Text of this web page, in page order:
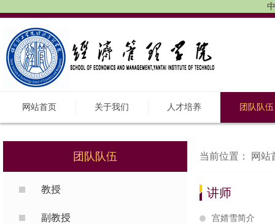
网站首页 关于我们 人才培养 团队队伍
团队队伍
教授
副教授
当前位置： 网站
讲师
宫婧雪简介